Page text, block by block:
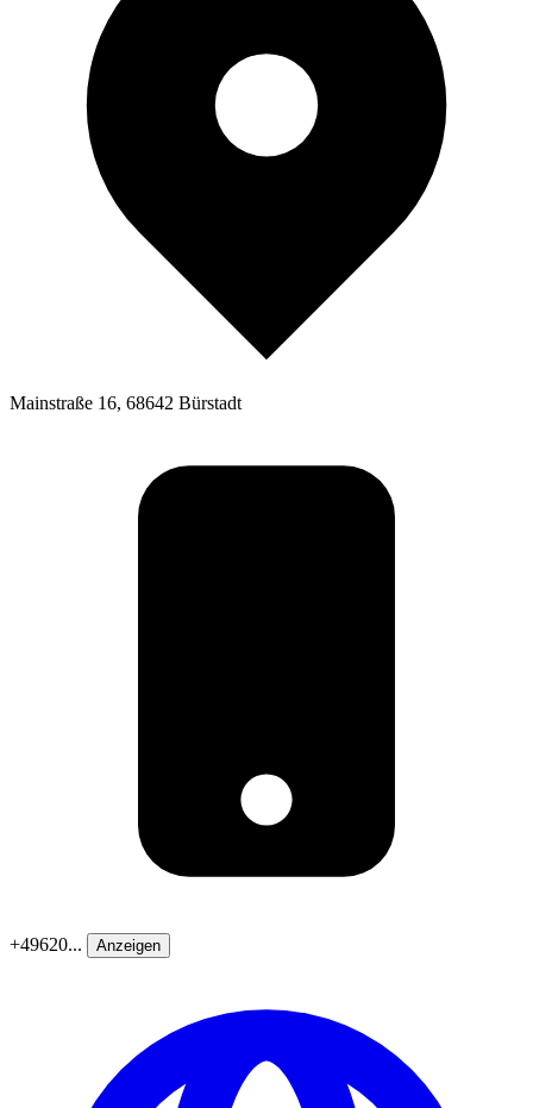
Mainstraße 16, 68642 Bürstadt
+49620... Anzeigen